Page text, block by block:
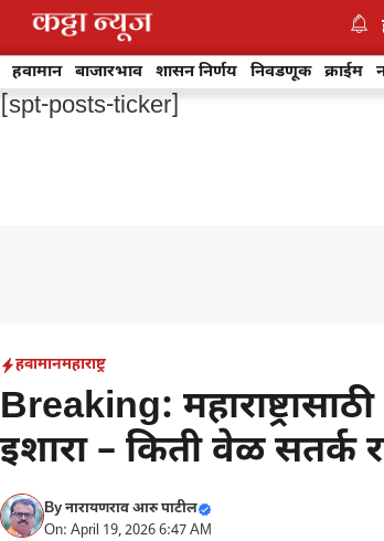
Skip
content
हवामान बाजारभाव शासन निर्णय निवडणूक क्राईम
[spt-posts-ticker]
हवामानमहाराष्ट्र
Breaking:
इशारा – किती वेळ सतर्क
Byनारायणराव आरु पाटील
On: April 19, 2026 6:47 AM